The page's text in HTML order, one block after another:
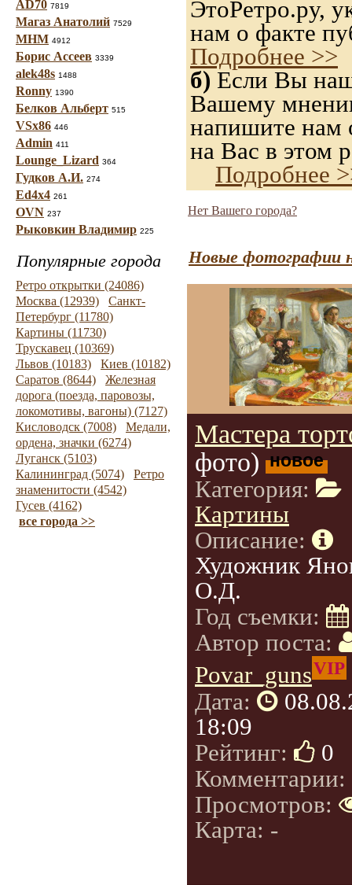
AD70 7819
Магаз Анатолий 7529
МНМ 4912
Борис Ассеев 3339
alek48s 1488
Ronny 1390
Белков Альберт 515
VSx86 446
Admin 411
Lounge_Lizard 364
Гудков А.И. 274
Ed4x4 261
OVN 237
Рыковкин Владимир 225
Популярные города
Ретро открытки (24086)
Москва (12939)
Санкт-
Петербург (11780)
Картины (11730)
Трускавец (10369)
Львов (10183)
Киев (10182)
Саратов (8644)
Железная
дорога (поезда, паровозы,
локомотивы, вагоны) (7127)
Кисловодск (7008)
Медали,
ордена, значки (6274)
Луганск (5103)
Калининград (5074)
Ретро
знаменитости (4542)
Гусев (4162)
все города >>
ЭтоРетро.ру,
нам о факте
Подробнее >>
б) Если Вы
Вашему
напишите нам
на Вас в этом
Подробнее
Нет Вашего города?
Новые фотографии
Мастера
фото) новое
Категория:
Картины
Описание:
Художник
О.Д.
Год съемки:
Автор поста:
Povar_gunsVIP
Дата:
18:09
Рейтинг:
0
Комментарии:
Просмотров:
Карта: -